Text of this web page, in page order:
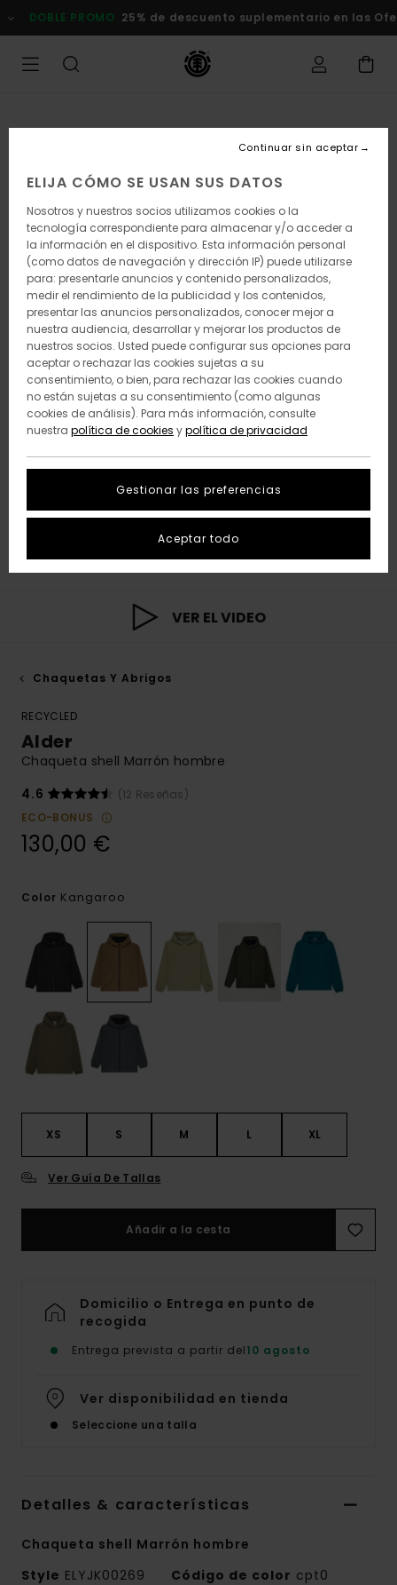
la
DOBLE PROMO 25% de descuento suplementario en las Ofertas
VER EL VIDEO
Chaquetas Y Abrigos
RECYCLED
Alder
Chaqueta shell Marrón hombre
4.6
(12 Reseñas)
ECO-BONUS
130,00 €
Color Kangaroo
XS S M L XL
Ver Guía De Tallas
Añadir a la cesta
Domicilio o Entrega en punto de
recogida
Entrega prevista a partir del10 agosto
Ver disponibilidad en tienda
Seleccione una talla
Detalles & características
Chaqueta shell Marrón hombre
Style ELYJK00269 Código de color cpt0
ELIJA CÓMO SE USAN SUS DATOS
Nosotros y nuestros socios utilizamos cookies o la
tecnología correspondiente para almacenar y/o acceder a
la información en el dispositivo. Esta información personal
(como datos de navegación y dirección IP) puede utilizarse
para: presentarle anuncios y contenido personalizados,
medir el rendimiento de la publicidad y los contenidos,
presentar las anuncios personalizados, conocer mejor a
nuestra audiencia, desarrollar y mejorar los productos de
nuestros socios. Usted puede configurar sus opciones para
aceptar o rechazar las cookies sujetas a su
consentimiento, o bien, para rechazar las cookies cuando
no están sujetas a su consentimiento (como algunas
cookies de análisis). Para más información, consulte
nuestra política de cookies ypolítica de privacidad
Gestionar las preferencias
Continuar sin aceptar
Aceptar todo